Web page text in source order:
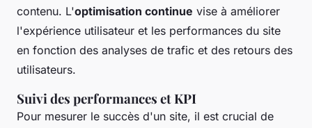
contenu. L'optimisation continue vise à améliorer
l'expérience utilisateur et les performances du site
en fonction des analyses de trafic et des retours des
utilisateurs.
Suivi des performances et KPI
Pour mesurer le succès d'un site, il est crucial de